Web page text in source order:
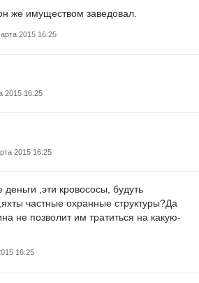
же имуществом заведовал.
2015 16:25
2015 16:25
2015 16:25
,эти кровососы, будуть
частные охранные структуры?Да
не позволит им тратиться на какую-
16:25